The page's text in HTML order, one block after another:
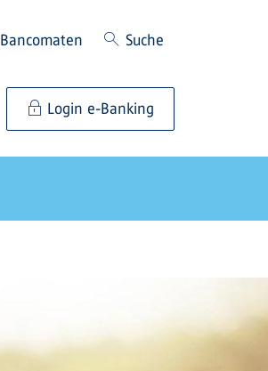
Bancomaten Suche
Login e-Banking